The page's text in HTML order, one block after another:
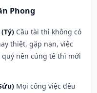
Phong
Cầu tài thì không có
thiệt, gặp nạn, việc
nên cúng tế thì mới
Mọi công việc đều